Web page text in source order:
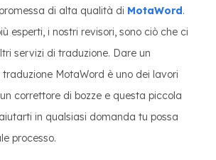
di alta qualità di MotaWord.
esperti, i nostri revisori, sono ciò che ci
servizi di traduzione. Dare un
MotaWord è uno dei lavori
correttore di bozze e questa piccola
in qualsiasi domanda tu possa
processo.